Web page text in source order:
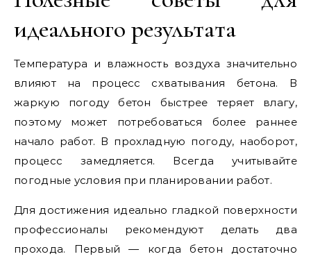
идеального результата
Температура и влажность воздуха значительно
влияют на процесс схватывания бетона. В
жаркую погоду бетон быстрее теряет влагу,
поэтому может потребоваться более раннее
начало работ. В прохладную погоду, наоборот,
процесс замедляется. Всегда учитывайте
погодные условия при планировании работ.
Для достижения идеально гладкой поверхности
профессионалы рекомендуют делать два
прохода. Первый — когда бетон достаточно